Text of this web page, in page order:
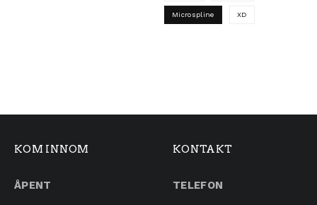
Microspline XD
KOM INNOM
ÅPENT
KONTAKT
TELEFON